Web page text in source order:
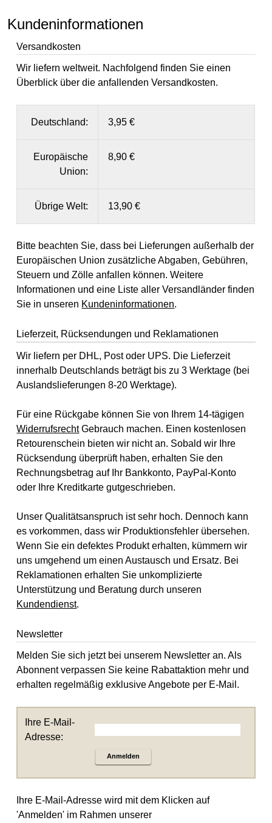
Kundeninformationen
Versandkosten
Wir liefern weltweit. Nachfolgend finden Sie einen
Überblick über die anfallenden Versandkosten.
Deutschland: 3,95 €
Europäische
Union:
8,90 €
Übrige Welt: 13,90 €
Bitte beachten Sie, dass bei Lieferungen außerhalb der
Europäischen Union zusätzliche Abgaben, Gebühren,
Steuern und Zölle anfallen können. Weitere
Informationen und eine Liste aller Versandländer finden
Sie in unseren Kundeninformationen.
Lieferzeit, Rücksendungen und Reklamationen
Wir liefern per DHL, Post oder UPS. Die Lieferzeit
innerhalb Deutschlands beträgt bis zu 3 Werktage (bei
Auslandslieferungen 8-20 Werktage).
Für eine Rückgabe können Sie von Ihrem 14-tägigen
WiderrufsrechtGebrauch machen. Einen kostenlosen
Retourenschein bieten wir nicht an. Sobald wir Ihre
Rücksendung überprüft haben, erhalten Sie den
Rechnungsbetrag auf Ihr Bankkonto, PayPal-Konto
oder Ihre Kreditkarte gutgeschrieben.
Unser Qualitätsanspruch ist sehr hoch. Dennoch kann
es vorkommen, dass wir Produktionsfehler übersehen.
Wenn Sie ein defektes Produkt erhalten, kümmern wir
uns umgehend um einen Austausch und Ersatz. Bei
Reklamationen erhalten Sie unkomplizierte
Unterstützung und Beratung durch unseren
Kundendienst.
Newsletter
Melden Sie sich jetzt bei unserem Newsletter an. Als
Abonnent verpassen Sie keine Rabattaktion mehr und
erhalten regelmäßig exklusive Angebote per E-Mail.
Ihre E-Mail-
Adresse:
Anmelden
Ihre E-Mail-Adresse wird mit dem Klicken auf
'Anmelden' im Rahmen unserer